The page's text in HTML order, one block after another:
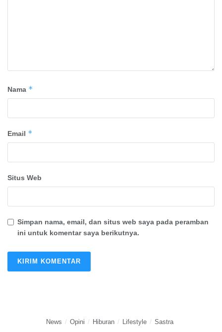
Nama *
Email *
Situs Web
Simpan nama, email, dan situs web saya pada peramban
ini untuk komentar saya berikutnya.
News Opini Hiburan Lifestyle Sastra